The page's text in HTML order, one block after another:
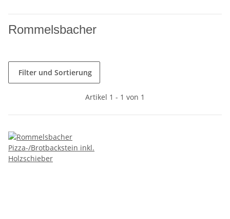
Rommelsbacher
Filter und Sortierung
Artikel 1 - 1 von 1